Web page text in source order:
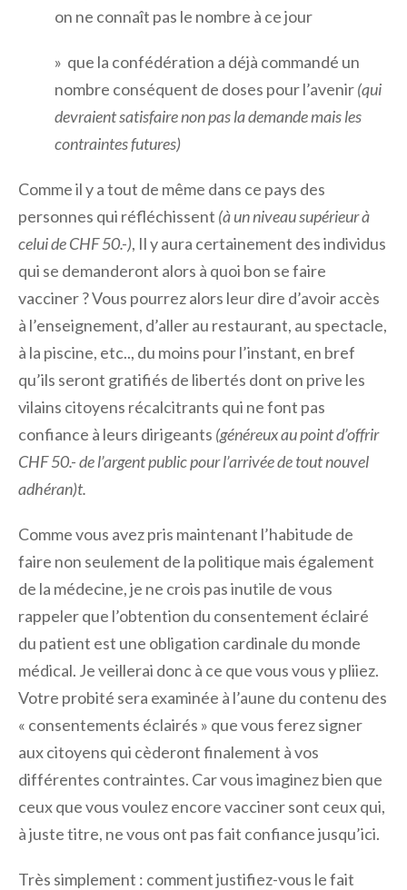
on ne connaît pas le nombre à ce jour
» que la confédération a déjà commandé un
nombre conséquent de doses pour l’avenir(qui
devraient satisfaire non pas la demande mais les
contraintes futures)
Comme il y a tout de même dans ce pays des
personnes qui réfléchissent (à un niveau supérieur à
celui de CHF 50.-), Il y aura certainement des individus
qui se demanderont alors à quoi bon se faire
vacciner ? Vous pourrez alors leur dire d’avoir accès
à l’enseignement, d’aller au restaurant, au spectacle,
à la piscine, etc.., du moins pour l’instant, en bref
qu’ils seront gratifiés de libertés dont on prive les
vilains citoyens récalcitrants qui ne font pas
confiance à leurs dirigeants (généreux au point d’offrir
CHF 50.- de l’argent public pour l’arrivée de tout nouvel
adhéran)t.
Comme vous avez pris maintenant l’habitude de
faire non seulement de la politique mais également
de la médecine, je ne crois pas inutile de vous
rappeler que l’obtention du consentement éclairé
du patient est une obligation cardinale du monde
médical. Je veillerai donc à ce que vous vous y pliiez.
Votre probité sera examinée à l’aune du contenu des
« consentements éclairés » que vous ferez signer
aux citoyens qui cèderont finalement à vos
différentes contraintes. Car vous imaginez bien que
ceux que vous voulez encore vacciner sont ceux qui,
à juste titre, ne vous ont pas fait confiance jusqu’ici.
Très simplement : comment justifiez-vous le fait